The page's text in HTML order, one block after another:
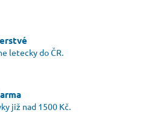
letecky do ČR.
již nad 1500 Kč.